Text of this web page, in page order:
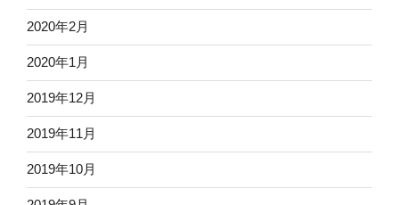
2020年2月
2020年1月
2019年12月
2019年11月
2019年10月